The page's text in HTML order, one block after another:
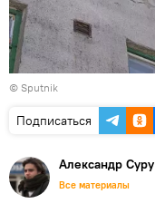
© Sputnik
Подписаться
Александр Суру
Все материалы